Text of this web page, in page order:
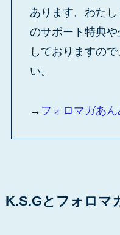
あります。わた
のサポート特典
しておりますの
い。
→ フォロマガあ
K.S.Gとフォロマ